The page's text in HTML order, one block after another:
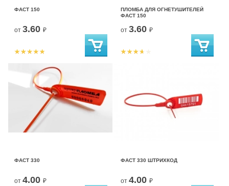
ФАСТ 150
от 3.60 ₽
ПЛОМБА ДЛЯ ОГНЕТУШИТЕЛЕЙ
ФАСТ 150
от 3.60 ₽
ФАСТ 330
от 4.00 ₽
ФАСТ 330 ШТРИХКОД
от 4.00 ₽